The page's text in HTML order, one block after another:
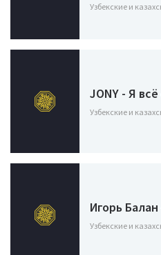
Узбекские и
JONY - Я
Узбекские и
Игорь
Узбекские и